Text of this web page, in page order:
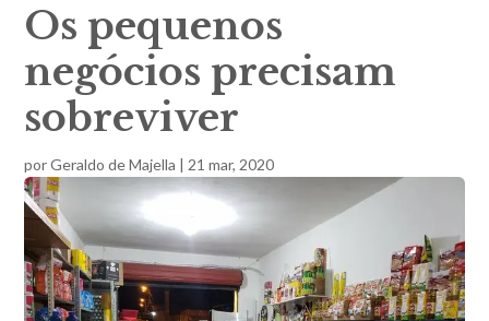
Os pequenos
negócios precisam
sobreviver
porGeraldo de Majella | 21 mar, 2020